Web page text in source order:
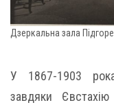
Дзеркальна зала
У 1867-1903
завдяки